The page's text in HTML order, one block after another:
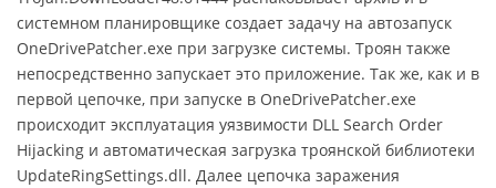
системном планировщике создает задачу на автозапуск
OneDrivePatcher.exe при загрузке системы. Троян также
непосредственно запускает это приложение. Так же, как и в
первой цепочке, при запуске в OneDrivePatcher.exe
происходит эксплуатация уязвимости DLL Search Order
Hijacking и автоматическая загрузка троянской библиотеки
UpdateRingSettings.dll. Далее цепочка заражения